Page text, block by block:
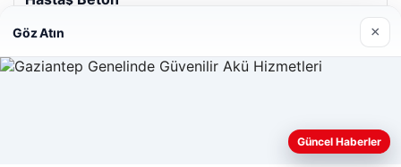
Web sitemizi nasıl kullandığınızı daha iyi anlayabilmek,
deneyiminizi kişiselleştirmek ve geliştirmek amacıyla çerezler
Göz Atın ×
Güncel Haberler